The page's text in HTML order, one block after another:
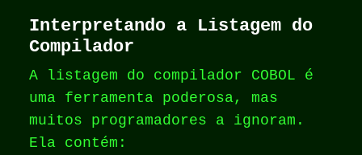
Interpretando a Listagem do
Compilador
A listagem do compilador COBOL é
uma ferramenta poderosa, mas
muitos programadores a ignoram.
Ela contém: